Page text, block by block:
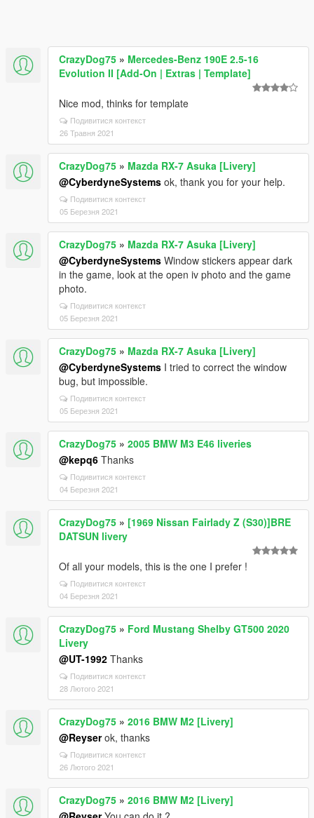
CrazyDog75 » Mercedes-Benz 190E 2.5-16
Evolution II [Add-On | Extras | Template]
Nice mod, thinks for template
Подивитися контекст
26 Травня 2021
CrazyDog75 » Mazda RX-7 Asuka [Livery]
@CyberdyneSystems ok, thank you for your help.
Подивитися контекст
05 Березня 2021
CrazyDog75 » Mazda RX-7 Asuka [Livery]
@CyberdyneSystems Window stickers appear dark
in the game, look at the open iv photo and the game
photo.
Подивитися контекст
05 Березня 2021
CrazyDog75 » Mazda RX-7 Asuka [Livery]
@CyberdyneSystems I tried to correct the window
bug, but impossible.
Подивитися контекст
05 Березня 2021
CrazyDog75 » 2005 BMW M3 E46 liveries
@kepq6 Thanks
Подивитися контекст
04 Березня 2021
CrazyDog75 » [1969 Nissan Fairlady Z (S30)]BRE
DATSUN livery
Of all your models, this is the one I prefer !
Подивитися контекст
04 Березня 2021
CrazyDog75 » Ford Mustang Shelby GT500 2020
Livery
@UT-1992 Thanks
Подивитися контекст
28 Лютого 2021
CrazyDog75 » 2016 BMW M2 [Livery]
@Reyserok, thanks
Подивитися контекст
26 Лютого 2021
CrazyDog75 » 2016 BMW M2 [Livery]